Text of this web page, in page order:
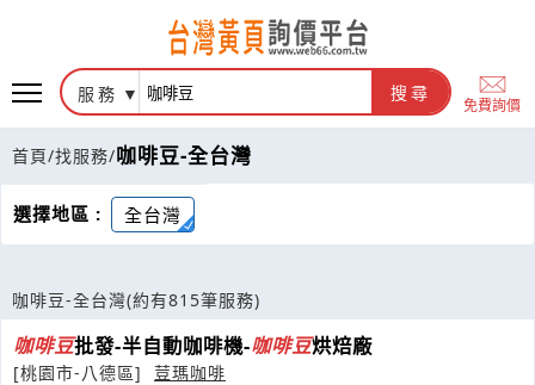
服務 搜尋
免費詢價
首頁/找服務/咖啡豆-全台灣
選擇地區 : 全台灣
咖啡豆-全台灣(約有815筆服務)
咖啡豆批發-半自動咖啡機-咖啡豆烘焙廠
[桃園市-八德區]
荳瑪咖啡